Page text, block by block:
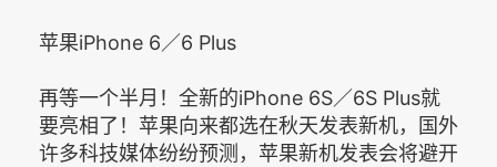
苹果iPhone 6／6 Plus
再等一个半月！全新的iPhone 6S／6S Plus就
要亮相了！苹果向来都选在秋天发表新机，国外
许多科技媒体纷纷预测，苹果新机发表会将避开